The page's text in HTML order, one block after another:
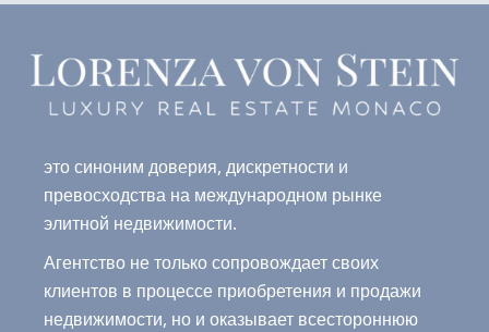
это синоним доверия, дискретности и
превосходства на международном рынке
элитной недвижимости.
Агентство не только сопровождает своих
клиентов в процессе приобретения и продажи
недвижимости, но и оказывает всестороннюю